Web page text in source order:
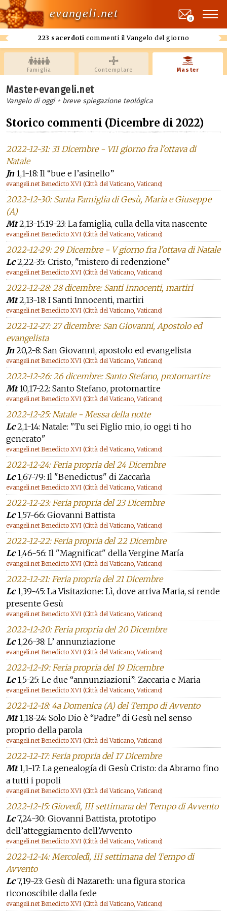
evangeli.net
223 sacerdoti commenti il Vangelo del giorno
0
Famiglia Contemplare Master
Master·evangeli.net
Vangelo di oggi + breve spiegazione teológica
Storico commenti (Dicembre di 2022)
2022-12-31: 31 Dicembre - VII giorno fra l'ottava di
Natale
Jn1,1-18: Il “bue e l’asinello”
evangeli.net Benedicto XVI (Città del Vaticano, Vaticano)
2022-12-30: Santa Famiglia di Gesù, Maria e Giuseppe
(A)
Mt2,13-15.19-23: La famiglia, culla della vita nascente
evangeli.net Benedicto XVI (Città del Vaticano, Vaticano)
2022-12-29: 29 Dicembre - V giorno fra l'ottava di Natale
Lc2,22-35: Cristo, "mistero di redenzione"
evangeli.net Benedicto XVI (Città del Vaticano, Vaticano)
2022-12-28: 28 dicembre: Santi Innocenti, martiri
Mt2,13-18: I Santi Innocenti, martiri
evangeli.net Benedicto XVI (Città del Vaticano, Vaticano)
2022-12-27: 27 dicembre: San Giovanni, Apostolo ed
evangelista
Jn20,2-8: San Giovanni, apostolo ed evangelista
evangeli.net Benedicto XVI (Città del Vaticano, Vaticano)
2022-12-26: 26 dicembre: Santo Stefano, protomartire
Mt10,17-22: Santo Stefano, protomartire
evangeli.net Benedicto XVI (Città del Vaticano, Vaticano)
2022-12-25: Natale - Messa della notte
Lc2,1-14: Natale: "Tu sei Figlio mio, io oggi ti ho
generato"
evangeli.net Benedicto XVI (Città del Vaticano, Vaticano)
2022-12-24: Feria propria del 24 Dicembre
Lc1,67-79: Il "Benedictus" di Zaccarìa
evangeli.net Benedicto XVI (Città del Vaticano, Vaticano)
2022-12-23: Feria propria del 23 Dicembre
Lc1,57-66: Giovanni Battista
evangeli.net Benedicto XVI (Città del Vaticano, Vaticano)
2022-12-22: Feria propria del 22 Dicembre
Lc1,46-56: Il "Magnificat" della Vergine María
evangeli.net Benedicto XVI (Città del Vaticano, Vaticano)
2022-12-21: Feria propria del 21 Dicembre
Lc1,39-45: La Visitazione: Lì, dove arriva Maria, si rende
presente Gesù
evangeli.net Benedicto XVI (Città del Vaticano, Vaticano)
2022-12-20: Feria propria del 20 Dicembre
Lc1,26-38: L’ annunziazione
evangeli.net Benedicto XVI (Città del Vaticano, Vaticano)
2022-12-19: Feria propria del 19 Dicembre
Lc1,5-25: Le due “annunziazioni”: Zaccaria e Maria
evangeli.net Benedicto XVI (Città del Vaticano, Vaticano)
2022-12-18: 4a Domenica (A) del Tempo di Avvento
Mt1,18-24: Solo Dio è “Padre” di Gesù nel senso
proprio della parola
evangeli.net Benedicto XVI (Città del Vaticano, Vaticano)
2022-12-17: Feria propria del 17 Dicembre
Mt1,1-17: La genealogía di Gesù Cristo: da Abramo fino
a tutti i popoli
evangeli.net Benedicto XVI (Città del Vaticano, Vaticano)
2022-12-15: Giovedì, III settimana del Tempo di Avvento
Lc7,24-30: Giovanni Battista, prototipo
dell’atteggiamento dell’Avvento
evangeli.net Benedicto XVI (Città del Vaticano, Vaticano)
2022-12-14: Mercoledì, III settimana del Tempo di
Avvento
Lc7,19-23: Gesù di Nazareth: una figura storica
riconoscibile dalla fede
evangeli.net Benedicto XVI (Città del Vaticano, Vaticano)